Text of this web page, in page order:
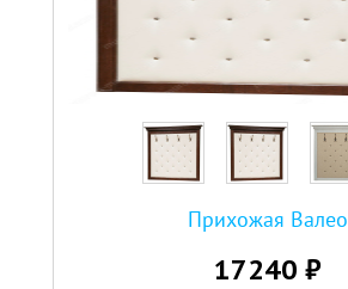
Прихожая Валео
17240 ₽